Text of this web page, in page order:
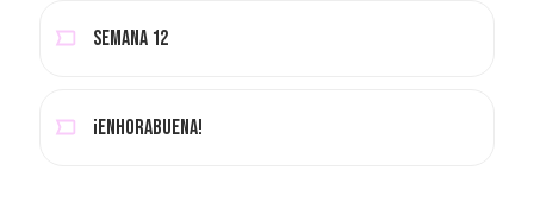
Semana 12
¡Enhorabuena!